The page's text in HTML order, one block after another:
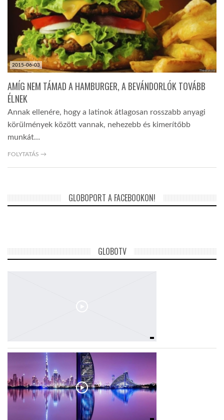
GLOBOBOOK
2015-06-03
AMÍG NEM TÁMAD A HAMBURGER, A BEVÁNDORLÓK TOVÁBB
ÉLNEK
Annak ellenére, hogy a latinok átlagosan rosszabb anyagi
körülmények között vannak, nehezebb és kimerítőbb
munkát…
FOLYTATÁS →
GLOBOPORT A FACEBOOKON!
GLOBOTV